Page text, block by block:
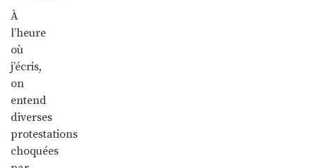
À
l’heure
où
j’écris,
on
entend
diverses
protestations
choquées